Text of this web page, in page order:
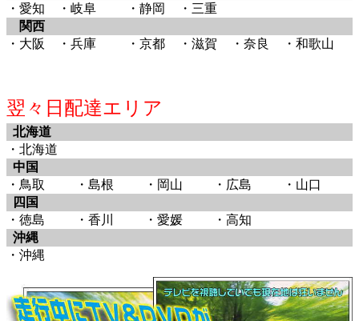
・愛知
・岐阜 ・静岡
・三重
関西
・大阪
・兵庫 ・京都 ・滋賀 ・奈良 ・和歌山
翌々日配達エリア
北海道
・北海道
中国
・鳥取
・島根 ・岡山 ・広島
・山口
四国
・徳島
・香川 ・愛媛
・高知
沖縄
・沖縄